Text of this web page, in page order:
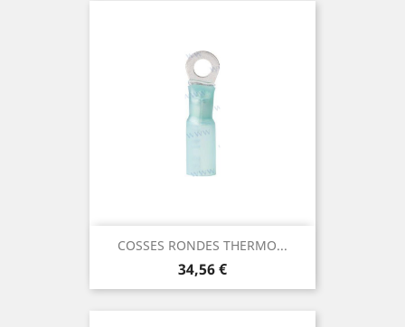
COSSES RONDES THERMO...
Prix
34,56 €